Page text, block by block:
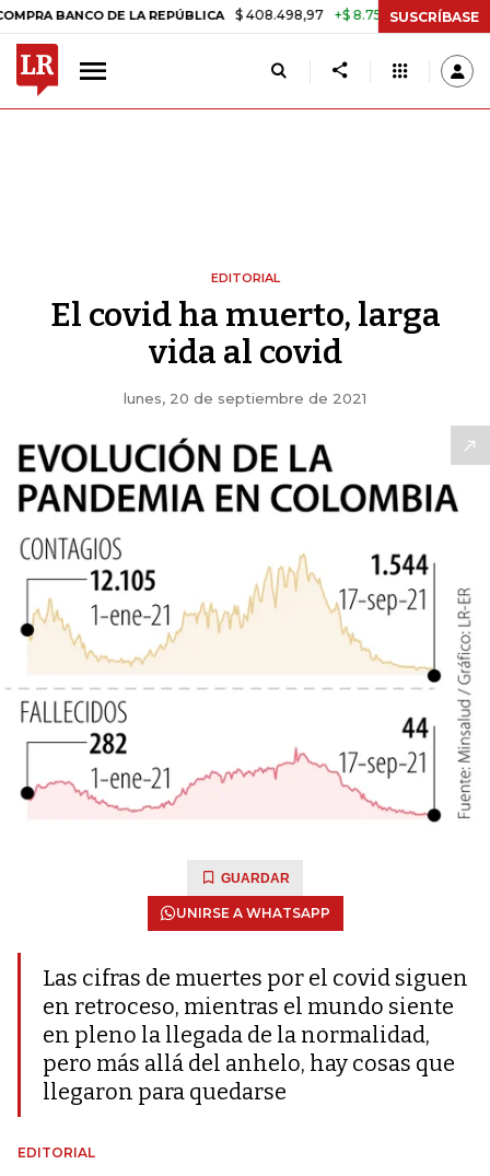
BANCO DE LA REPÚBLICA $ 408.498,97 +$ 8.753,81 +2,19%
SUSCRÍBASE
EDITORIAL
El covid ha muerto, larga
vida al covid
lunes, 20 de septiembre de 2021
GUARDAR
UNIRSE A WHATSAPP
Las cifras de muertes por el covid siguen
en retroceso, mientras el mundo siente
en pleno la llegada de la normalidad,
pero más allá del anhelo, hay cosas que
llegaron para quedarse
EDITORIAL